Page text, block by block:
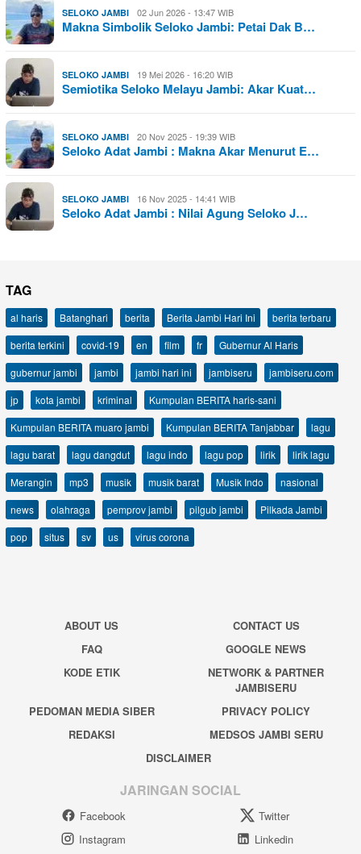
SELOKO JAMBI 02 Jun 2026 - 13:47 WIB
Makna Simbolik Seloko Jambi: Petai Dak B…
SELOKO JAMBI 19 Mei 2026 - 16:20 WIB
Semiotika Seloko Melayu Jambi: Akar Kuat…
SELOKO JAMBI 20 Nov 2025 - 19:39 WIB
Seloko Adat Jambi : Makna Akar Menurut E…
SELOKO JAMBI 16 Nov 2025 - 14:41 WIB
Seloko Adat Jambi : Nilai Agung Seloko J…
TAG
al haris Batanghari berita Berita Jambi Hari Ini
berita terbaru
berita terkini
covid-19 en film fr
Gubernur Al Haris
gubernur jambi
jambi jambi hari ini jambiseru
jambiseru.com
jp
kota jambi kriminal
Kumpulan BERITA haris-sani
Kumpulan BERITA muaro jambi
Kumpulan BERITA Tanjabbar
lagu
lagu barat
lagu dangdut lagu indo lagu pop lirik
lirik lagu
Merangin
mp3 musik musik barat Musik Indo
nasional
news
olahraga pemprov jambi pilgub jambi
Pilkada Jambi
pop
situs sv us virus corona
ABOUT US
CONTACT US
FAQ
GOOGLE NEWS
KODE ETIK
NETWORK & PARTNER
JAMBISERU
PEDOMAN MEDIA SIBER
PRIVACY POLICY
REDAKSI
MEDSOS JAMBI SERU
DISCLAIMER
JARINGAN SOCIAL
Facebook
Twitter
Instagram
Linkedin